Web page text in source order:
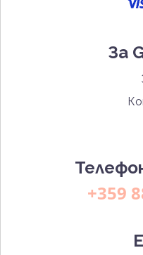
За
+359